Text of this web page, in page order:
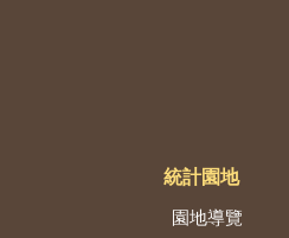
統計園地
園地導覽